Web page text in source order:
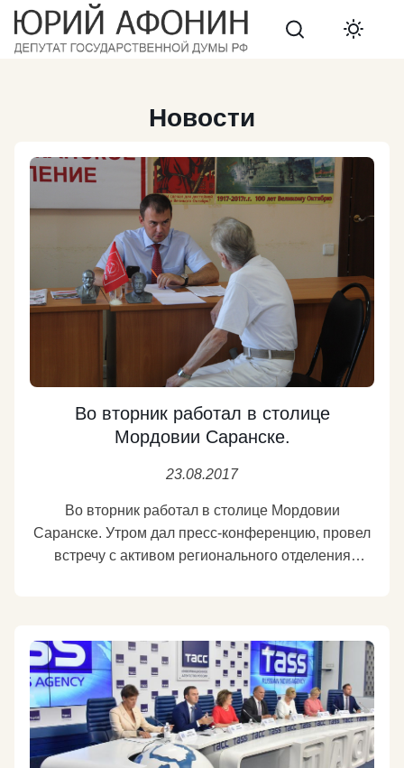
Search
Новости
Во вторник работал в столице
Мордовии Саранске.
23.08.2017
Во вторник работал в столице Мордовии
Саранске. Утром дал пресс-конференцию, провел
встречу с активом регионального отделения
Волковым, обсудили проблемы региона и
предстоящие выборы. Врио пообещал, что все
будет честно. Посмотрим. Посетил
республиканский музей изобразительных искусств
- интересная, богатая, с большим вкусом
подобранная экспозиция. Провел прием